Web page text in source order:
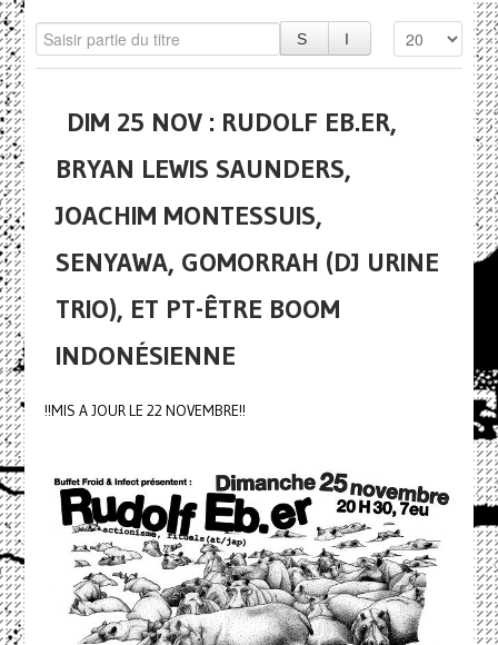
DIM 25 NOV : RUDOLF EB.ER,
BRYAN LEWIS SAUNDERS,
JOACHIM MONTESSUIS,
SENYAWA, GOMORRAH (DJ URINE
TRIO), ET PT-ÊTRE BOOM
INDONÉSIENNE
!!MIS A JOUR LE 22 NOVEMBRE!!